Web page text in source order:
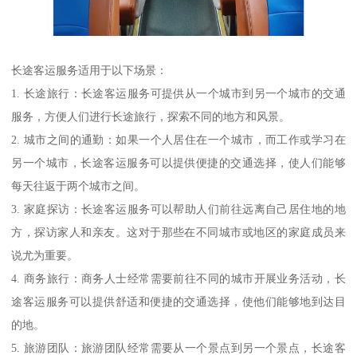
长途客运服务适用于以下场景：
1. 长途旅行：长途客运服务可提供从一个城市到另一个城市的交通
服务，方便人们进行长途旅行，探索不同的地方和风景。
2. 城市之间的通勤：如果一个人居住在一个城市，而工作或学习在
另一个城市，长途客运服务可以提供便捷的交通选择，使人们能够
每天往返于两个城市之间。
3. 家庭探访：长途客运服务可以帮助人们前往远离自己居住地的地
方，探访家人和亲友。这对于那些在不同城市或地区的家庭成员来
说尤为重要。
4. 商务旅行：商务人士经常需要前往不同的城市开展业务活动，长
途客运服务可以提供舒适和便捷的交通选择，使他们能够地到达目
的地。
5. 旅游团队：旅游团队经常需要从一个景点到另一个景点，长途客